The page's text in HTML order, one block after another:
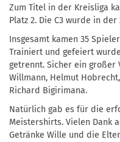
Zum Titel in der Kreisliga
Platz 2. Die C3 wurde in
Insgesamt kamen 35
Trainiert und gefeiert
getrennt. Sicher ein großer
Willmann, Helmut
Richard Bigirimana.
Natürlich gab es für die
Meistershirts. Vielen Dank
Getränke Wille und die